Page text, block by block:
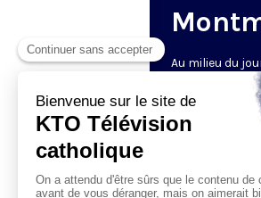
Au milieu du
diffuse l’office
Sacré-Coeur
basilique
.
est la prière
du jour, selon
de la journée -
notre journée